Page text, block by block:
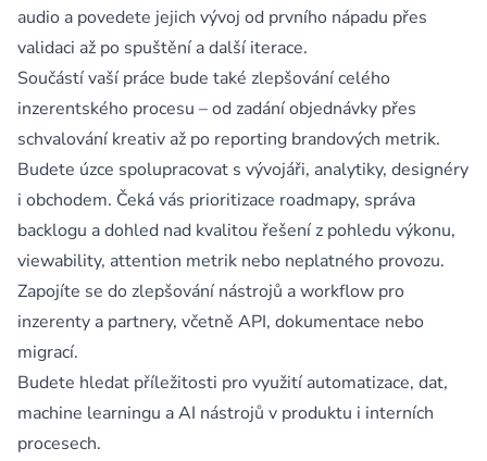
audio a povedete jejich vývoj od prvního nápadu přes
validaci až po spuštění a další iterace.
Součástí vaší práce bude také zlepšování celého
inzerentského procesu – od zadání objednávky přes
schvalování kreativ až po reporting brandových metrik.
Budete úzce spolupracovat s vývojáři, analytiky, designéry
i obchodem. Čeká vás prioritizace roadmapy, správa
backlogu a dohled nad kvalitou řešení z pohledu výkonu,
viewability, attention metrik nebo neplatného provozu.
Zapojíte se do zlepšování nástrojů a workflow pro
inzerenty a partnery, včetně API, dokumentace nebo
migrací.
Budete hledat příležitosti pro využití automatizace, dat,
machine learningu a AI nástrojů v produktu i interních
procesech.